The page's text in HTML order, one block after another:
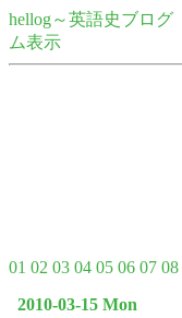
hellog～英語史ブログ
ム表示
01 02 03 04 05 06 07 08
2010-03-15 Mon